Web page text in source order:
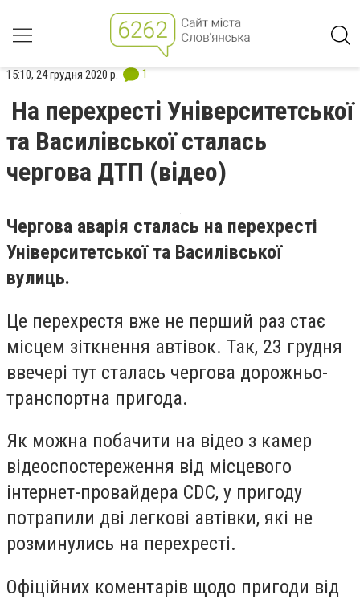
15:10, 24 грудня 2020 р. 1
На перехресті Університетської
та Василівської сталась
чергова ДТП (відео)
Чергова аварія сталась на перехресті
Університетської та Василівської
вулиць.
Це перехрестя вже не перший раз стає
місцем зіткнення автівок. Так, 23 грудня
ввечері тут сталась чергова дорожньо-
транспортна пригода.
Як можна побачити на відео з камер
відеоспостереження від місцевого
інтернет-провайдера CDC, у пригоду
потрапили дві легкові автівки, які не
розминулись на перехресті.
Офіційних коментарів щодо пригоди від